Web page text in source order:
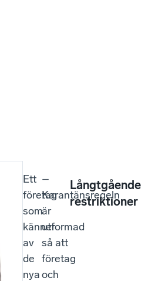
Ett
företag
som
känner
av
de
nya
–
Karantänsregeln
är
utformad
så att
företag
och
Långtgående
restriktioner